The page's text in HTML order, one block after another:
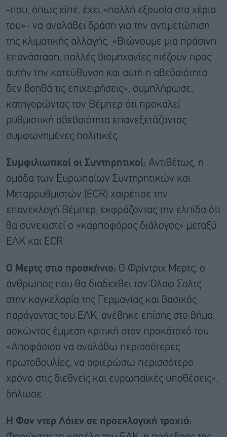
-που, όπως είπε, έχει «πολλή εξουσία στα χέρια
του»- να αναλάβει δράση για την αντιμετώπιση
της κλιματικής αλλαγής. «Βιώνουμε μια πράσινη
επανάσταση, πολλές βιομηχανίες πιέζουν προς
αυτήν την κατεύθυνση και αυτή η αβεβαιότητα
δεν βοηθά τις επιχειρήσεις», συμπλήρωσε,
κατηγορώντας τον Βέμπερ ότι προκαλεί
ρυθμιστική αβεβαιότητα επανεξετάζοντας
συμφωνημένες πολιτικές.
Συμφιλιωτικοί οι Συντηρητικοί: Αντιθέτως, η
ομάδα των Ευρωπαίων Συντηρητικών και
Μεταρρυθμιστών (ECR) χαιρέτισε την
επανεκλογή Βέμπερ, εκφράζοντας την ελπίδα ότι
θα συνεχιστεί ο «καρποφόρος διάλογος» μεταξύ
ΕΛΚ και ECR.
Ο Μερτς στιο προσκήνιο: Ο Φρίντριχ Μερτς, ο
άνθρωπος που θα διαδεχθεί τον Όλαφ Σολτς
στην καγκελαρία της Γερμανίας και βασικός
παράγοντας του ΕΛΚ, ανέβηκε επίσης στο βήμα,
ασκώντας έμμεση κριτική στον προκάτοχό του.
«Αποφάσισα να αναλάβω περισσότερες
πρωτοβουλίες, να αφιερώσω περισσότερο
χρόνο στις διεθνείς και ευρωπαϊκές υποθέσεις»,
δήλωσε.
Η Φον ντερ Λάιεν σε προεκλογική τροχιά: